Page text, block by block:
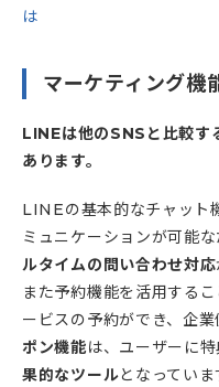
は
マーケティング機
LINEは他のSNSと比較す
あります。
LINEの基本的なチャット
ミュニケーションが可能な
ルタイムの問い合わせ対応
また予約機能を活用する
ービスの予約ができ、企業
ポン機能は、ユーザーに特
果的なツールとなっていま